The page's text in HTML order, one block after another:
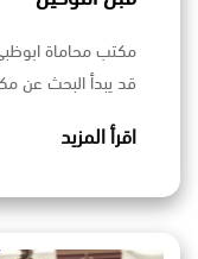
قد يبدأ البحث عن
اقرأ المزيد